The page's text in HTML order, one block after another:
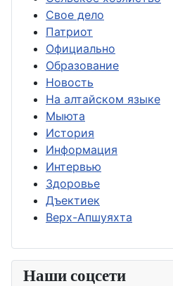
Свое дело
Патриот
Официально
Образование
Новость
На алтайском языке
Мыюта
История
Информация
Интервью
Здоровье
Дъектиек
Верх-Апшуяхта
Наши соцсети